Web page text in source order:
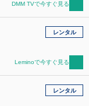
DMM TVで今すぐ見る
レンタル
Leminoで今すぐ見る
レンタル